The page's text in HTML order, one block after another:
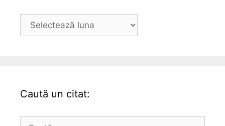
Arhiva
Caută un citat:
Caută